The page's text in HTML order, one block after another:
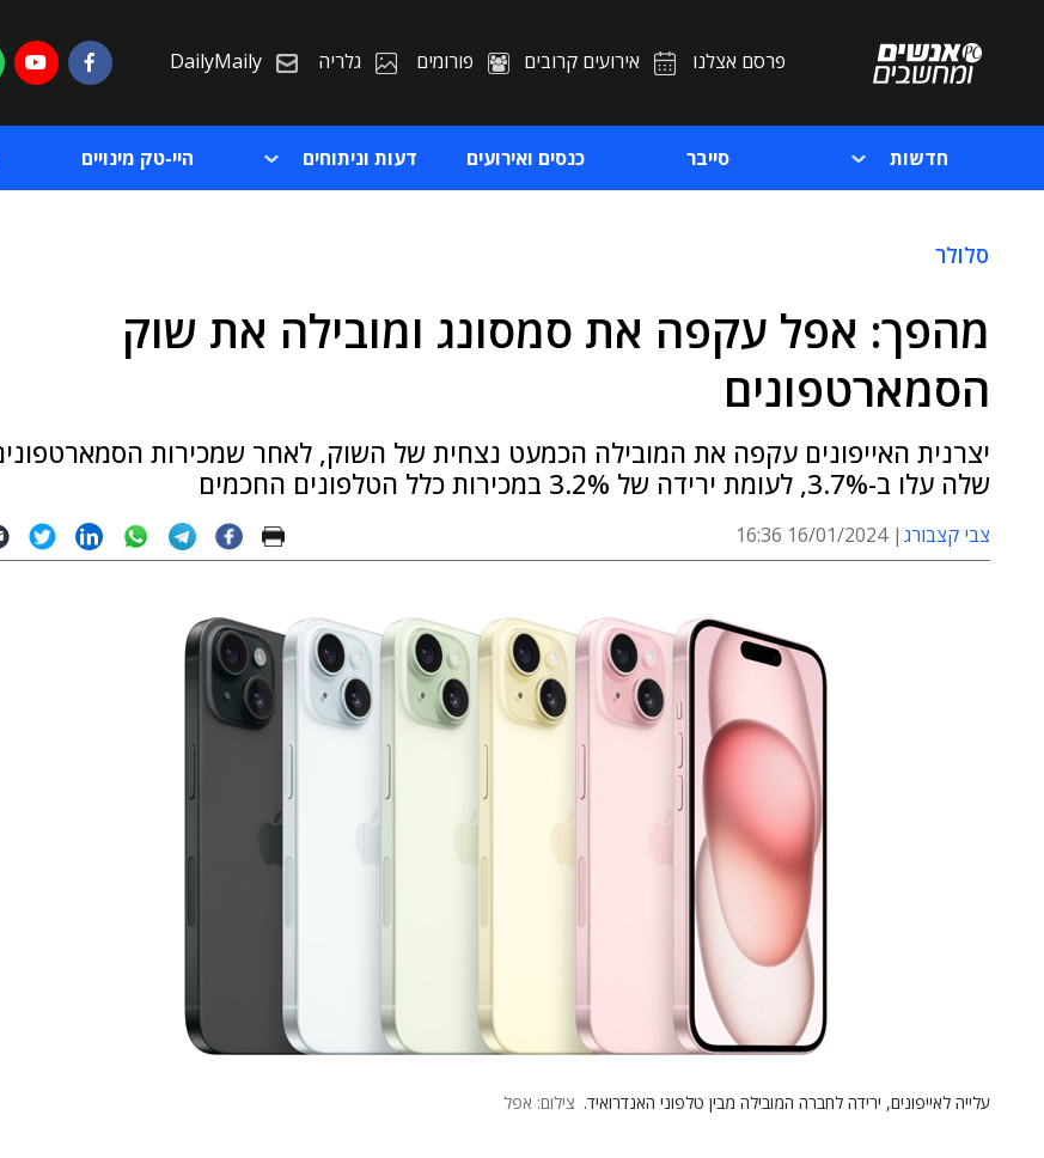
פרסם אצלנו אירועים קרובים פורומים גלריה DailyMaily
חדשות סייבר כנסים ואירועים דעות וניתוחים היי-טק מינויים
סלולר
מהפך: אפל עקפה את סמסונג ומובילה את שוק
הסמארטפונים
יצרנית האייפונים עקפה את המובילה הכמעט נצחית של השוק, לאחר שמכירות
שלה עלו ב-3.7%, לעומת ירידה של 3.2% במכירות כלל הטלפונים החכמים
צבי קצבורג 16/01/2024 16:36
עלייה לאייפונים, ירידה לחברה המובילה מבין טלפוני האנדרואיד. צילום: אפל